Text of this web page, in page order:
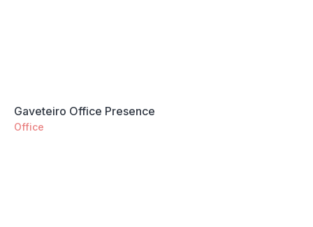
Gaveteiro Office Presence
Office